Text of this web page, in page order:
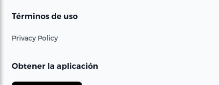
Términos de uso
Privacy Policy
Obtener la aplicación